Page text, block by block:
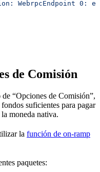
WebrpcEndpoint
de Comisión
“Opciones de Comisión”,
suficientes para pagar
moneda nativa.
la función de on-ramp
paquetes: